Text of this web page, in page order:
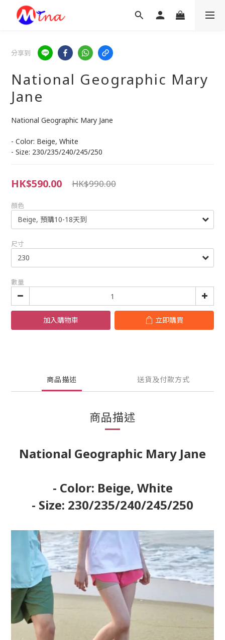
分享到
National Geographic Mary
Jane
National Geographic Mary Jane
- Color: Beige, White
- Size: 230/235/240/245/250
HK$590.00 HK$990.00
顏色
尺寸
數量
加入購物車 立即購買
商品描述 送貨及付款方式
商品描述
National Geographic Mary Jane
- Color: Beige, White
- Size: 230/235/240/245/250